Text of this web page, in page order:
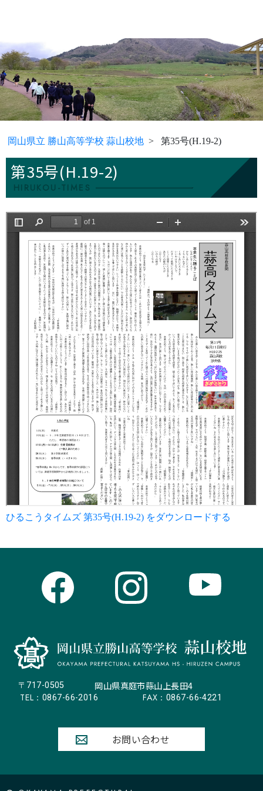
岡山県立 勝山高等学校 蒜山校地 第35号(H.19-2)
第35号(H.19-2)
HIRUKOU-TIMES
ひるこうタイムズ 第35号(H.19-2) をダウンロードする
〒717-0505 岡山県真庭市蒜山上長田4
TEL： 0867-66-2016 FAX： 0867-66-4221
お問い合わせ